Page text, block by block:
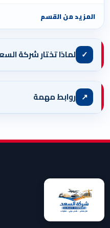
المزيد من القسم
✓ لماذا تختار شركة
↗ روابط مهمة